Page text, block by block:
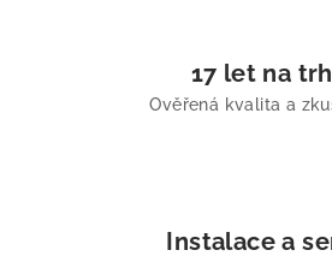
17 let na
Ověřená kvalita a
Instalace a